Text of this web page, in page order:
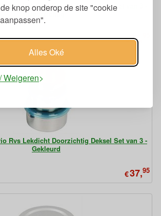
knop onderop de site "cookie
Alles Oké
Weigeren
Rvs Lekdicht Doorzichtig Deksel Set van 3 -
Doorzichtig
€37,
Rvs Lekdicht Doorzichtig Deksel Set van 3 -
Gekleurd
€37,95